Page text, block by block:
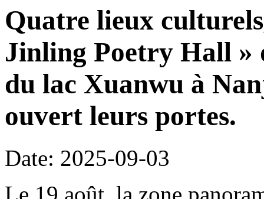
Quatre lieux
Jinling Poetry Hall »
du lac Xuanwu à
ouvert leurs portes.
Date: 2025-09-03
Le 19 août, la zone